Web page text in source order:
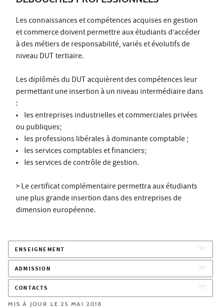
Les connaissances et compétences acquises en gestion
et commerce doivent permettre aux étudiants d’accéder
à des métiers de responsabilité, variés et évolutifs de
niveau DUT tertiaire.
Les diplômés du DUT acquièrent des compétences leur
permettant une insertion à un niveau intermédiaire dans
:
• les entreprises industrielles et commerciales privées
ou publiques;
• les professions libérales à dominante comptable ;
• les services comptables et financiers;
• les services de contrôle de gestion.
> Le certificat complémentaire permettra aux étudiants
une plus grande insertion dans des entreprises de
dimension européenne.
ENSEIGNEMENT
ADMISSION
CONTACTS
MIS À JOUR LE 25 MAI 2018